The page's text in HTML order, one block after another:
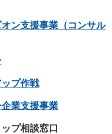
ン支援事業（コンサル
プ作戦
業支援事業
ップ相談窓口